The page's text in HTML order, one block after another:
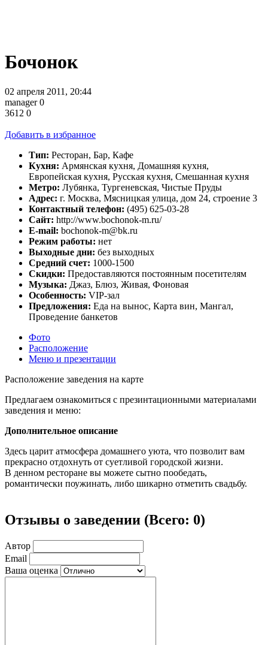
Бочонок
02 апреля 2011, 20:44
manager0
3612 0
Добавить в избранное
Тип: Ресторан, Бар, Кафе
Кухня: Армянская кухня, Домашняя кухня,
Европейская кухня, Русская кухня, Смешанная кухня
Метро: Лубянка, Тургеневская, Чистые Пруды
Адрес: г. Москва, Мясницкая улица, дом 24, строение 3
Контактный телефон: (495) 625-03-28
Сайт: http://www.bochonok-m.ru/
E-mail: bochonok-m@bk.ru
Режим работы: нет
Выходные дни: без выходных
Средний счет: 1000-1500
Скидки: Предоставляются постоянным посетителям
Музыка: Джаз, Блюз, Живая, Фоновая
Особенность: VIP-зал
Предложения: Еда на вынос, Карта вин, Мангал,
Проведение банкетов
Фото
Расположение
Меню и презентации
Расположение заведения на карте
Предлагаем ознакомиться с презинтационными материалами
заведения и меню:
Дополнительное описание
Здесь царит атмосфера домашнего уюта, что позволит вам
прекрасно отдохнуть от суетливой городской жизни.
В денном ресторане вы можете сытно пообедать,
романтически поужинать, либо шикарно отметить свадьбу.
Отзывы о заведении (Всего: 0)
Автор
Email
Ваша оценка